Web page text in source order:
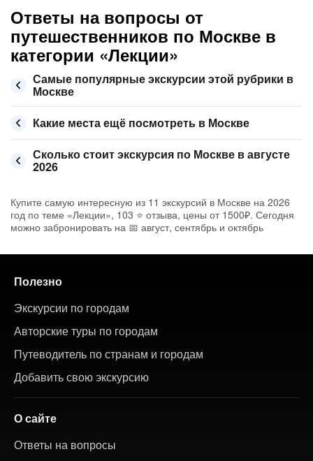
Ответы на вопросы от
путешественников по Москве в
категории «Лекции»
Самые популярные экскурсии этой рубрики в
Москве
Какие места ещё посмотреть в Москве
Сколько стоит экскурсия по Москве в августе
2026
Купите самую интересную из 11 экскурсий в Москве на 2026
год по теме «Лекции», 103 ⭐ отзыва, цены от 1500₽. Сегодня
можно забронировать на 📅 август, сентябрь и октябрь
Полезно
Экскурсии по городам
Авторские туры по городам
Путеводитель по странам и городам
Добавить свою экскурсию
О сайте
Ответы на вопросы